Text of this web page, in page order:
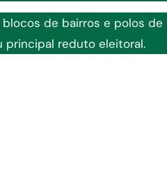
de bairros e polos de
principal reduto eleitoral.